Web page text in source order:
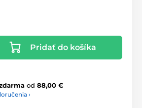
Pridať do košíka
od 88,00 €
›